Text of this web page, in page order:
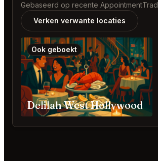
Gebaseerd op recente
Verken verwante locaties
Ook geboekt
Delilah West Hollywood